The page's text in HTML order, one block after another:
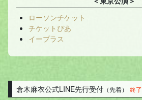
ローソンチケット
チケットぴあ
イープラス
倉木麻衣公式LINE先行受付 （先着） 終了